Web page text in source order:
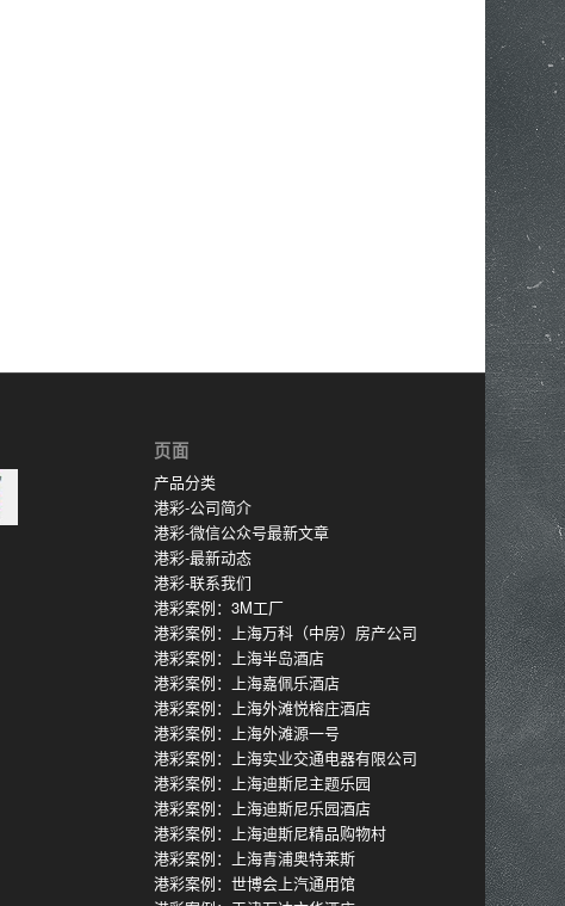
页面
产品分类
港彩-公司简介
港彩-微信公众号最新文章
港彩-最新动态
港彩-联系我们
港彩案例：3M工厂
港彩案例：上海万科（中房）房产公司
港彩案例：上海半岛酒店
港彩案例：上海嘉佩乐酒店
港彩案例：上海外滩悦榕庄酒店
港彩案例：上海外滩源一号
港彩案例：上海实业交通电器有限公司
港彩案例：上海迪斯尼主题乐园
港彩案例：上海迪斯尼乐园酒店
港彩案例：上海迪斯尼精品购物村
港彩案例：上海青浦奥特莱斯
港彩案例：世博会上汽通用馆